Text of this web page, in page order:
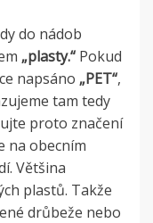
do nádob
„plasty.“ Pokud
napsáno „PET“,
tam tedy
proto značení
na obecním
Většina
plastů. Takže
drůbeže nebo